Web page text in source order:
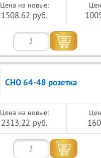
Цена на новые:
1508.62 руб.
СНО 64-48 розетка
Цена на новые:
2313.22 руб.